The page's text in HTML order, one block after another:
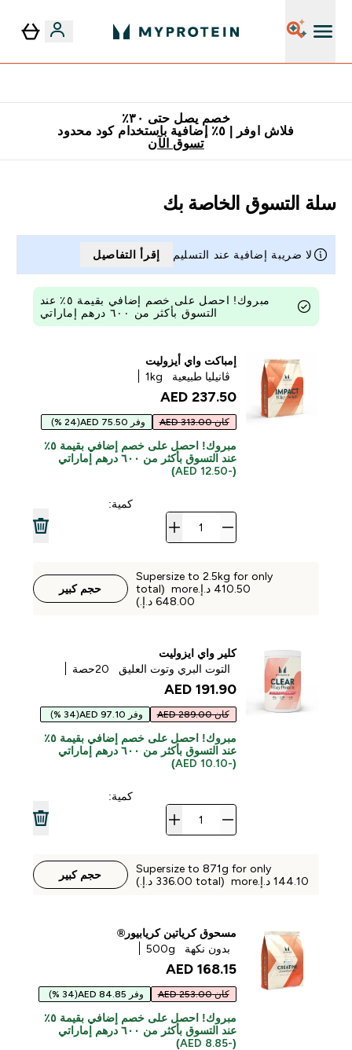
خصم يصل حتى ٣٠٪
فلاش اوفر | ٥٪ إضافية باستخدام كود محدود
تسوق الآن
سلة التسوق الخاصة بك
لا ضريبة إضافية عند التسليم إقرأ التفاصيل
مبروك! احصل على خصم إضافي بقيمة ٥٪ عند
التسوق بأكثر من ٦٠٠ درهم إماراتي
إمباكت واي أيزوليت
ڤانيليا طبيعية
1kg
237.50 AED‎
كان 313.00 AED وفر 75.50 AED (24 %)
مبروك! احصل على خصم إضافي بقيمة ٥٪
عند التسوق بأكثر من ٦٠٠ درهم إماراتي
(-12.50 AED)
كمية:
Supersize to 2.5kg for only
‏410.50 د.إ.‏‎ more (total
حجم كبير
كلير واي ايزوليت
التوت البري وتوت العليق
20حصة
191.90 AED‎
كان 289.00 AED وفر 97.10 AED (34 %)
مبروك! احصل على خصم إضافي بقيمة ٥٪
عند التسوق بأكثر من ٦٠٠ درهم إماراتي
(-10.10 AED)
كمية:
Supersize to 871g for only
حجم كبير
مسحوق كرياتين كريابيور®
بدون نكهة
500g
168.15 AED‎
كان 253.00 AED وفر 84.85 AED (34 %)
مبروك! احصل على خصم إضافي بقيمة ٥٪
عند التسوق بأكثر من ٦٠٠ درهم إماراتي
(-8.85 AED)